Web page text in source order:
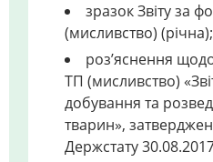
зразок Звіту за
(мисливство) (річна);
роз’яснення
ТП (мисливство)
добування та
тварин»,
Держстату